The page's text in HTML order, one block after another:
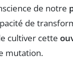
de notre
de
cultiver cette
mutation.